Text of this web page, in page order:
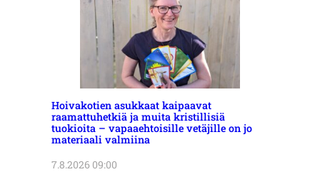
Hoivakotien asukkaat kaipaavat
raamattuhetkiä ja muita kristillisiä
tuokioita – vapaaehtoisille vetäjille on jo
materiaali valmiina
7.8.2026 09:00